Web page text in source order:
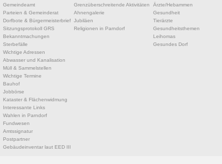
Gemeindeamt
Parteien & Gemeinderat
Dorfbote & Bürgermeisterbrief
Sitzungsprotokoll GRS
Bekanntmachungen
Sterbefälle
Wichtige Adressen
Abwasser und Kanalisation
Müll & Sammelstellen
Wichtige Termine
Bauhof
Jobbörse
Kataster & Flächenwidmung
Interessante Links
Wahlen in Parndorf
Fundwesen
Amtssignatur
Postpartner
Gebäudeinventar laut EED III
Grenzüberschreitende Aktivitäten
Ahnengalerie
Jubiläen
Religionen in Parndorf
Ärzte/Hebammen
Gesundheit
Tierärzte
Gesundheitsthemen
Leihomas
Gesundes Dorf